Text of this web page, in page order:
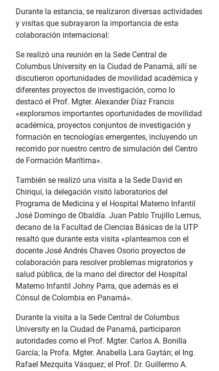
Durante la estancia, se realizaron diversas actividades
y visitas que subrayaron la importancia de esta
colaboración internacional:
Se realizó una reunión en la Sede Central de
Columbus University en la Ciudad de Panamá, allí se
discutieron oportunidades de movilidad académica y
diferentes proyectos de investigación, como lo
destacó el Prof. Mgter. Alexander Díaz Francis
«exploramos importantes oportunidades de movilidad
académica, proyectos conjuntos de investigación y
formación en tecnologías emergentes, incluyendo un
recorrido por nuestro centro de simulación del Centro
de Formación Marítima».
También se realizó una visita a la Sede David en
Chiriquí, la delegación visitó laboratorios del
Programa de Medicina y el Hospital Materno Infantil
José Domingo de Obaldía. Juan Pablo Trujillo Lemus,
decano de la Facultad de Ciencias Básicas de la UTP
resaltó que durante esta visita «planteamos con el
docente José Andrés Chaves Osorio proyectos de
colaboración para resolver problemas migratorios y
salud pública, de la mano del director del Hospital
Materno Infantil Johny Parra, que además es el
Cónsul de Colombia en Panamá».
Durante la visita a la Sede Central de Columbus
University en la Ciudad de Panamá, participaron
autoridades como el Prof. Mgter. Carlos A. Bonilla
García; la Profa. Mgter. Anabella Lara Gaytán; el Ing.
Rafael Mezquita Vásquez; el Prof. Dr. Guillermo A.